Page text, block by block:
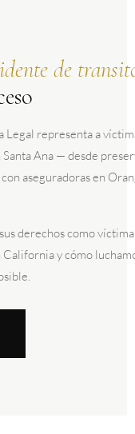
de
Legal representa a
Santa Ana — desde
aseguradoras en
derechos como
California y cómo